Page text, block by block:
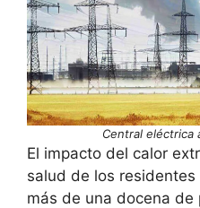
Central eléctrica
El impacto del calor
salud de los
más de una docena